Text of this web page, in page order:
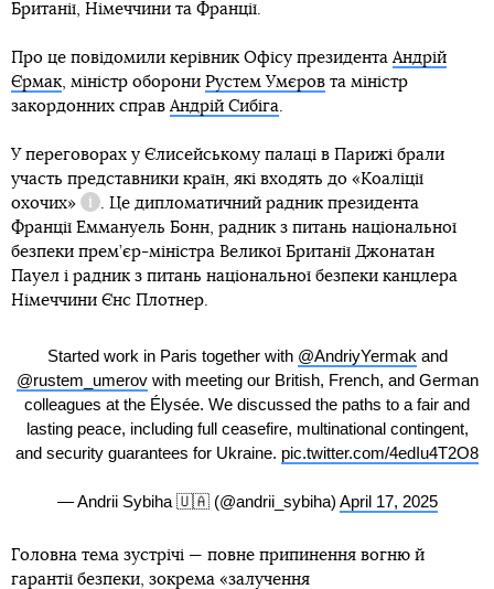
Британії, Німеччини та Франції.
Про це повідомили керівник Офісу президентаАндрій
Єрмак, міністр оборони Рустем Умєров та міністр
закордонних справАндрій Сибіга.
У переговорах у Єлисейському палаці в Парижі брали
участь представники країн, які входять до «Коаліції
охочих»
Довідка
. Це дипломатичний радник президента
Франції Еммануель Бонн, радник з питань національної
безпеки прем’єр-міністра Великої Британії Джонатан
Пауел і радник з питань національної безпеки канцлера
Німеччини Єнс Плотнер.
Started work in Paris together with @AndriyYermak and
@rustem_umerovwith meeting our British, French, and German
colleagues at the Élysée. We discussed the paths to a fair and
lasting peace, including full ceasefire, multinational contingent,
and security guarantees for Ukraine. pic.twitter.com/4edIu4T2O8
— Andrii Sybiha 🇺🇦 (@andrii_sybiha) April 17, 2025
Головна тема зустрічі — повне припинення вогню й
гарантії безпеки, зокрема «залучення